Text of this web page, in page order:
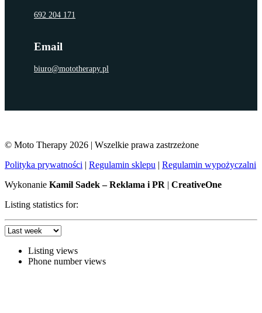
692 204 171
Email
biuro@mototherapy.pl
© Moto Therapy 2026 | Wszelkie prawa zastrzeżone
Polityka prywatności | Regulamin sklepu | Regulamin wypożyczalni
Wykonanie Kamil Sadek – Reklama i PR | CreativeOne
Listing statistics for:
Listing views
Phone number views